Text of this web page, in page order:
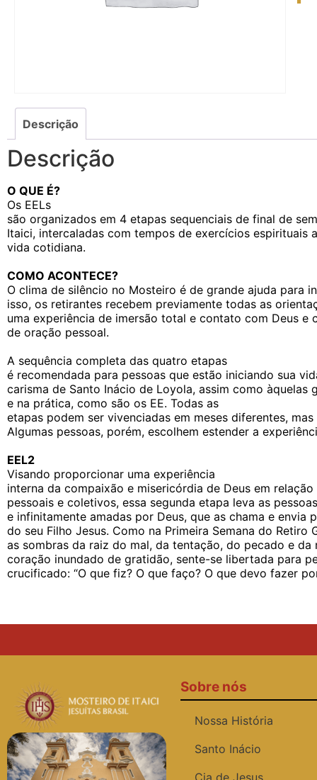
Descrição
Descrição
O QUE É?
Os EELs
são organizados em 4 etapas sequenciais de final de
Itaici, intercaladas com tempos de exercícios espirituais
vida cotidiana.
COMO ACONTECE?
O clima de silêncio no Mosteiro é de grande ajuda para
isso, os retirantes recebem previamente todas as
uma experiência de imersão total e contato com Deus e
de oração pessoal.
A sequência completa das quatro etapas
é recomendada para pessoas que estão iniciando sua
carisma de Santo Inácio de Loyola, assim como àquelas
e na prática, como são os EE. Todas as
etapas podem ser vivenciadas em meses diferentes,
Algumas pessoas, porém, escolhem estender a
EEL2
Visando proporcionar uma experiência
interna da compaixão e misericórdia de Deus em
pessoais e coletivos, essa segunda etapa leva as
e infinitamente amadas por Deus, que as chama e envia
do seu Filho Jesus. Como na Primeira Semana do Retiro
as sombras da raiz do mal, da tentação, do pecado e da
coração inundado de gratidão, sente-se libertada para
crucificado: “O que fiz? O que faço? O que devo fazer
Sobre nós
Nossa História
Santo Inácio
Cia de Jesus